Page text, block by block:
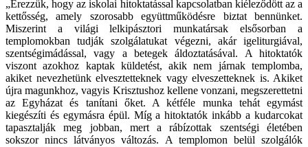
„Érezzük, hogy az iskolai hitoktatással kapcsolatban kiéleződött az a
kettősség, amely szorosabb együttműködésre biztat bennünket.
Miszerint a világi lelkipásztori munkatársak elsősorban a
templomokban tudják szolgálatukat végezni, akár igeliturgiával,
szentségimádással, vagy a betegek áldoztatásával. A hitoktatók
viszont azokhoz kaptak küldetést, akik nem járnak templomba,
akiket nevezhetünk elvesztetteknek vagy elveszetteknek is. Akiket
újra magunkhoz, vagyis Krisztushoz kellene vonzani, megszerettetni
az Egyházat és tanítani őket. A kétféle munka tehát egymást
kiegészíti és egymásra épül. Míg a hitoktatók inkább a kudarcokat
tapasztalják meg jobban, mert a rábízottak szentségi életében
sokszor nincs látványos változás. A templomon belül szolgálók